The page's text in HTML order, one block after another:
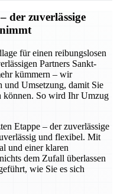
der zuverlässige
für einen reibungslosen
Partners Sankt-
kümmern – wir
und Umsetzung, damit Sie
können. So wird Ihr Umzug
Etappe – der zuverlässige
und flexibel. Mit
und einer klaren
dem Zufall überlassen
wie Sie es sich